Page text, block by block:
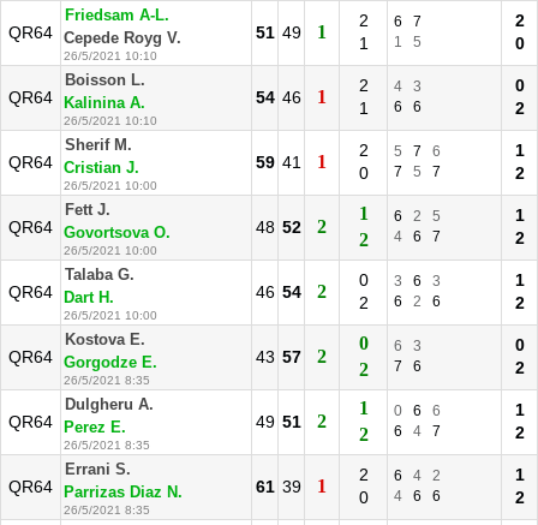
QR64
Friedsam A-L.
Cepede Royg V.
26/5/2021 10:10
51 49 1
2
1
6
7
1
5
2
0
QR64
Boisson L.
Kalinina A.
26/5/2021 10:10
54 46 1
2
1
4
3
6
6
0
2
QR64
Sherif M.
Cristian J.
26/5/2021 10:00
59 41 1
2
0
5 7
6
7
5 7
1
2
QR64
Fett J.
Govortsova O.
26/5/2021 10:00
48 52 2
1
2
6 2
5
4
6 7
1
2
QR64
Talaba G.
Dart H.
26/5/2021 10:00
46 54 2
0
2
3 6
3
6
2 6
1
2
QR64
Kostova E.
Gorgodze E.
26/5/2021 8:35
43 57 2
0
2
6
3
7
6
0
2
QR64
Dulgheru A.
Perez E.
26/5/2021 8:35
49 51 2
1
2
0 6
6
6
4 7
1
2
QR64
Errani S.
Parrizas Diaz N.
26/5/2021 8:35
61 39 1
2
0
6 4
2
4
6 6
1
2